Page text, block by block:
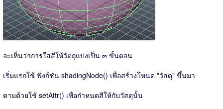
จะเห็นว่าการใส่สีให้วัตถุแบ่งเป็น ๓ ขั้นตอน
เริ่มแรกใช้ ฟังก์ชัน shadingNode() เพื่อสร้างโหนด "วัสดุ" ขึ้นมา
ตามด้วยใช้ setAttr() เพื่อกำหนดสีให้กับวัสดุนั้น